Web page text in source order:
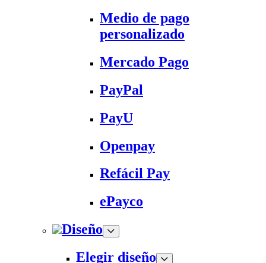
Medio de pago
personalizado
Mercado Pago
PayPal
PayU
Openpay
Refácil Pay
ePayco
Diseño
Elegir diseño